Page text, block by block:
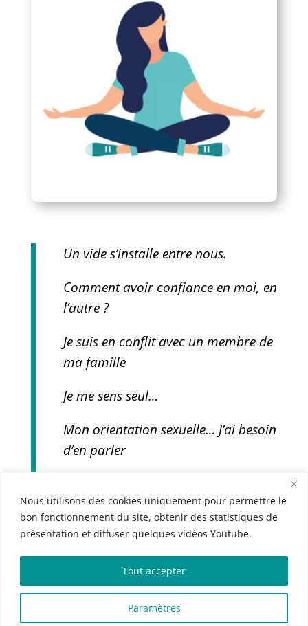
Nous utilisons des cookies uniquement pour permettre le
bon fonctionnement du site, obtenir des statistiques de
présentation et diffuser quelques vidéos Youtube.
Paramètres
Tout accepter
Un vide s’installe entre nous.
Comment avoir confiance en moi, en
l’autre ?
Je suis en conflit avec un membre de
ma famille
Je me sens seul…
Mon orientation sexuelle… J’ai besoin
d’en parler
© 2021-2025 Cabinet Raphaël - Tous Droits
Réservés